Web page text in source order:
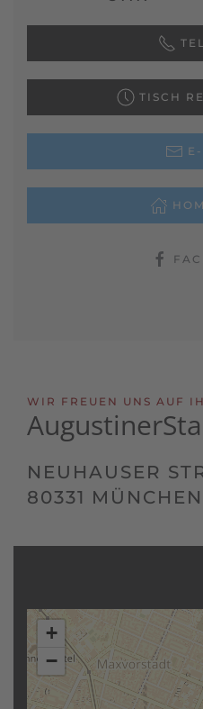
TISCH
WIR FREUEN UNS AUF
Augustiner
NEUHAUSER
80331 MÜNCHEN
+
−